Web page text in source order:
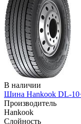
В наличии
Шина Hankook DL-
Производитель
Hankook
Слойность